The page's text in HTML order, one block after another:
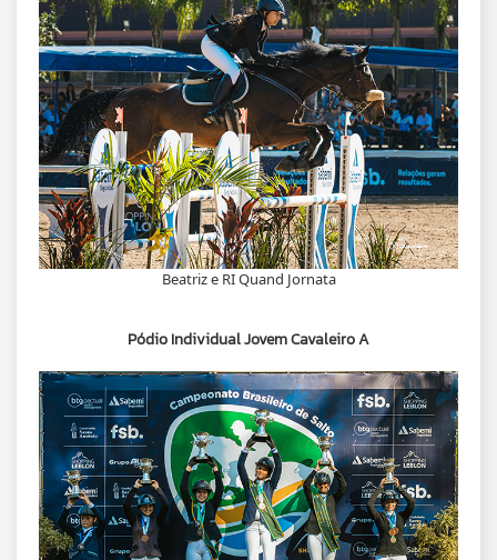
Beatriz e RI Quand Jornata
Pódio Individual Jovem Cavaleiro A